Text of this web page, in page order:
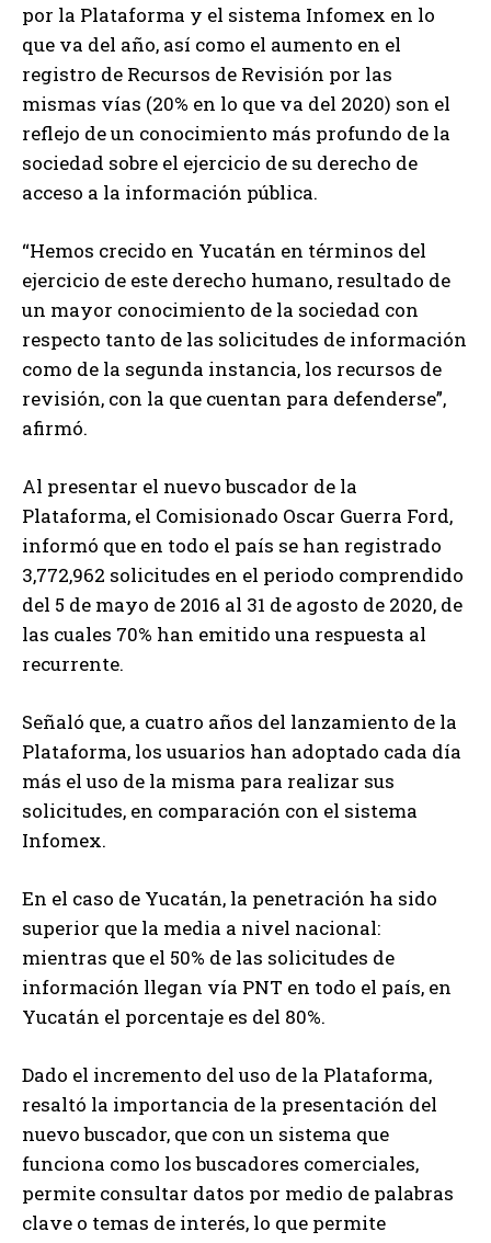
por la Plataforma y el sistema Infomex en lo
que va del año, así como el aumento en el
registro de Recursos de Revisión por las
mismas vías (20% en lo que va del 2020) son el
reflejo de un conocimiento más profundo de la
sociedad sobre el ejercicio de su derecho de
acceso a la información pública.
“Hemos crecido en Yucatán en términos del
ejercicio de este derecho humano, resultado de
un mayor conocimiento de la sociedad con
respecto tanto de las solicitudes de información
como de la segunda instancia, los recursos de
revisión, con la que cuentan para defenderse”,
afirmó.
Al presentar el nuevo buscador de la
Plataforma, el Comisionado Oscar Guerra Ford,
informó que en todo el país se han registrado
3,772,962 solicitudes en el periodo comprendido
del 5 de mayo de 2016 al 31 de agosto de 2020, de
las cuales 70% han emitido una respuesta al
recurrente.
Señaló que, a cuatro años del lanzamiento de la
Plataforma, los usuarios han adoptado cada día
más el uso de la misma para realizar sus
solicitudes, en comparación con el sistema
Infomex.
En el caso de Yucatán, la penetración ha sido
superior que la media a nivel nacional:
mientras que el 50% de las solicitudes de
información llegan vía PNT en todo el país, en
Yucatán el porcentaje es del 80%.
Dado el incremento del uso de la Plataforma,
resaltó la importancia de la presentación del
nuevo buscador, que con un sistema que
funciona como los buscadores comerciales,
permite consultar datos por medio de palabras
clave o temas de interés, lo que permite